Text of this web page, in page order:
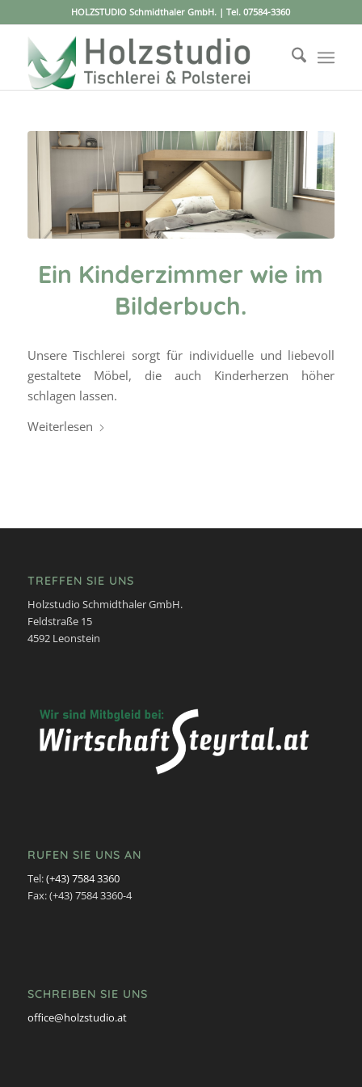
HOLZSTUDIO Schmidthaler GmbH. | Tel.07584-3360
Ein Kinderzimmer wie im
Bilderbuch.
Unsere Tischlerei sorgt für individuelle und liebevoll
gestaltete Möbel, die auch Kinderherzen höher
schlagen lassen.
Weiterlesen
TREFFEN SIE UNS
Holzstudio Schmidthaler GmbH.
Feldstraße 15
4592 Leonstein
RUFEN SIE UNS AN
Tel:(+43) 7584 3360
Fax: (+43) 7584 3360-4
SCHREIBEN SIE UNS
office@holzstudio.at